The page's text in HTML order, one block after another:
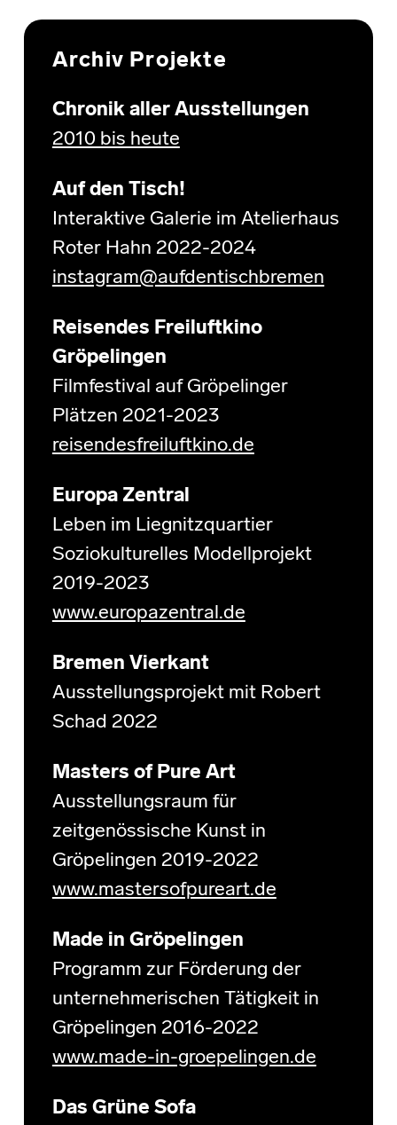
Archiv Projekte
Chronik aller Ausstellungen
2010 bis heute
Auf den Tisch!
Interaktive Galerie im Atelierhaus
Roter Hahn 2022-2024
instagram@aufdentischbremen
Reisendes Freiluftkino
Gröpelingen
Filmfestival auf Gröpelinger
Plätzen 2021-2023
reisendesfreiluftkino.de
Europa Zentral
Leben im Liegnitzquartier
Soziokulturelles Modellprojekt
2019-2023
www.europazentral.de
Bremen Vierkant
Ausstellungsprojekt mit Robert
Schad 2022
Masters of Pure Art
Ausstellungsraum für
zeitgenössische Kunst in
Gröpelingen 2019-2022
www.mastersofpureart.de
Made in Gröpelingen
Programm zur Förderung der
unternehmerischen Tätigkeit in
Gröpelingen 2016-2022
www.made-in-groepelingen.de
Das Grüne Sofa